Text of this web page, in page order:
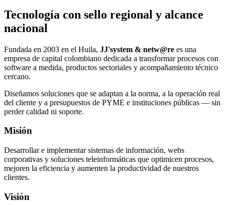
Tecnología con sello regional y alcance
nacional
Fundada en 2003 en el Huila, JJ'system & netw@re es una
empresa de capital colombiano dedicada a transformar procesos con
software a medida, productos sectoriales y acompañamiento técnico
cercano.
Diseñamos soluciones que se adaptan a la norma, a la operación real
del cliente y a presupuestos de PYME e instituciones públicas — sin
perder calidad ni soporte.
Misión
Desarrollar e implementar sistemas de información, webs
corporativas y soluciones teleinformáticas que optimicen procesos,
mejoren la eficiencia y aumenten la productividad de nuestros
clientes.
Visión